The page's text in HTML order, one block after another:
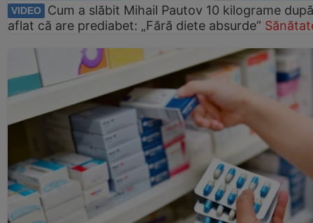
VIDEO
Cum a slăbit Mihail Pautov 10 kilograme
aflat că are prediabet: „Fără diete absurde”